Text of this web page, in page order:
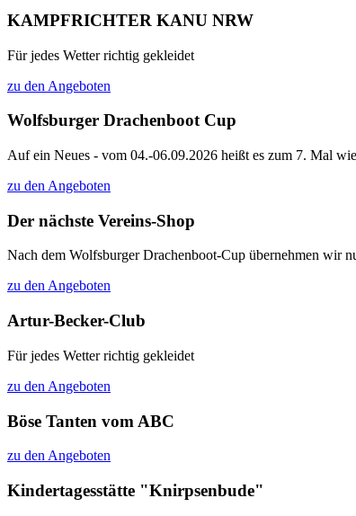
KAMPFRICHTER KANU NRW
Für jedes Wetter richtig gekleidet
zu den Angeboten
Wolfsburger Drachenboot Cup
Auf ein Neues - vom 04.-06.09.2026 heißt es zum 7. Mal
zu den Angeboten
Der nächste Vereins-Shop
Nach dem Wolfsburger Drachenboot-Cup übernehmen wir
zu den Angeboten
Artur-Becker-Club
Für jedes Wetter richtig gekleidet
zu den Angeboten
Böse Tanten vom ABC
zu den Angeboten
Kindertagesstätte "Knirpsenbude"